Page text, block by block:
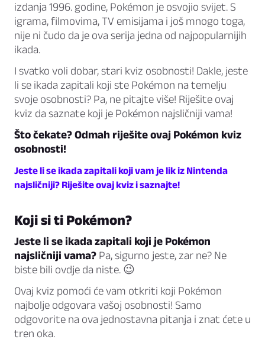
izdanja 1996. godine, Pokémon je osvojio svijet. S
igrama, filmovima, TV emisijama i još mnogo toga,
nije ni čudo da je ova serija jedna od najpopularnijih
ikada.
I svatko voli dobar, stari kviz osobnosti! Dakle, jeste
li se ikada zapitali koji ste Pokémon na temelju
svoje osobnosti? Pa, ne pitajte više! Riješite ovaj
kviz da saznate koji je Pokémon najsličniji vama!
Što čekate? Odmah riješite ovaj Pokémon kviz
osobnosti!
Jeste li se ikada zapitali koji vam je lik iz Nintenda
najsličniji? Riješite ovaj kviz i saznajte!
Koji si ti Pokémon?
Jeste li se ikada zapitali koji je Pokémon
najsličniji vama? Pa, sigurno jeste, zar ne? Ne
biste bili ovdje da niste. 😉
Ovaj kviz pomoći će vam otkriti koji Pokémon
najbolje odgovara vašoj osobnosti! Samo
odgovorite na ova jednostavna pitanja i znat ćete u
tren oka.